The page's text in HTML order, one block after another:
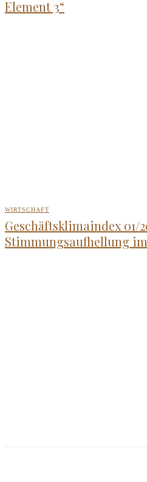
Element 3“
WIRTSCHAFT
Geschäftsklimaindex 01/
Stimmungsaufhellung